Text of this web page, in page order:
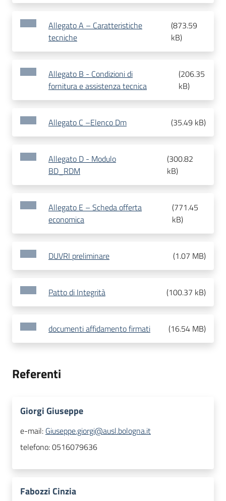
Allegato A – Caratteristiche
tecniche
(873.59
kB)
Allegato B - Condizioni di
fornitura e assistenza tecnica
(206.35
kB)
Allegato C –Elenco Dm (35.49 kB)
Allegato D - Modulo
BD_RDM
(300.82
kB)
Allegato E – Scheda offerta
economica
(771.45
kB)
DUVRI preliminare (1.07 MB)
Patto di Integrità (100.37 kB)
documenti affidamento firmati (16.54 MB)
Referenti
Giorgi Giuseppe
e-mail: Giuseppe.giorgi@ausl.bologna.it
telefono:0516079636
Fabozzi Cinzia